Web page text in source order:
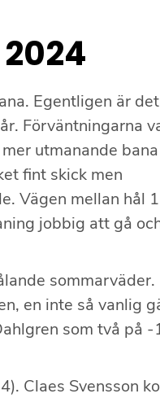
Egentligen är
Förväntningarna
utmanande
fint skick men
Vägen mellan hål
jobbig att gå
sommarväder.
en inte så vanlig
som två på -
Claes Svensson